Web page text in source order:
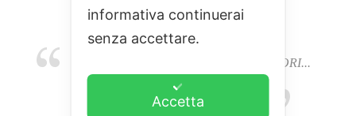
EMOZIONI, COLORI, ODORI E SAPORI...
L'ALCHIMIA DEL BUON CIBO
informativa continuerai
senza accettare.
Accetta